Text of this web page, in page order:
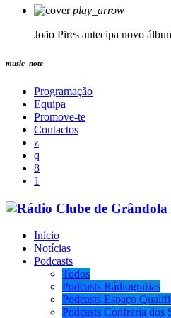
play_arrow
João Pires antecipa novo
music_note
Programação
Equipa
Promove-te
Contactos
Início
Notícias
Podcasts
Todos
Podcasts Rádiografias
Podcasts Espaço
Podcasts Confraria dos